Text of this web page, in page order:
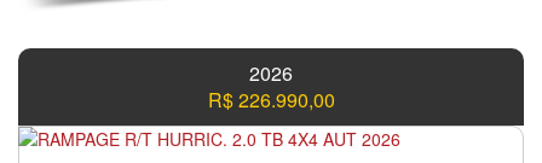
2026
R$ 226.990,00